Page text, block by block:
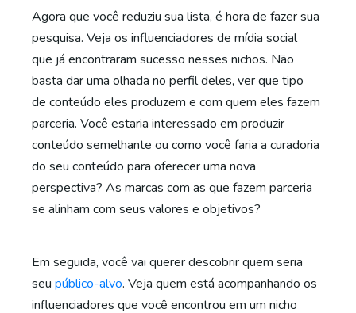
Agora que você reduziu sua lista, é hora de fazer sua
pesquisa. Veja os influenciadores de mídia social
que já encontraram sucesso nesses nichos. Não
basta dar uma olhada no perfil deles, ver que tipo
de conteúdo eles produzem e com quem eles fazem
parceria. Você estaria interessado em produzir
conteúdo semelhante ou como você faria a curadoria
do seu conteúdo para oferecer uma nova
perspectiva? As marcas com as que fazem parceria
se alinham com seus valores e objetivos?
Em seguida, você vai querer descobrir quem seria
seu público-alvo. Veja quem está acompanhando os
influenciadores que você encontrou em um nicho